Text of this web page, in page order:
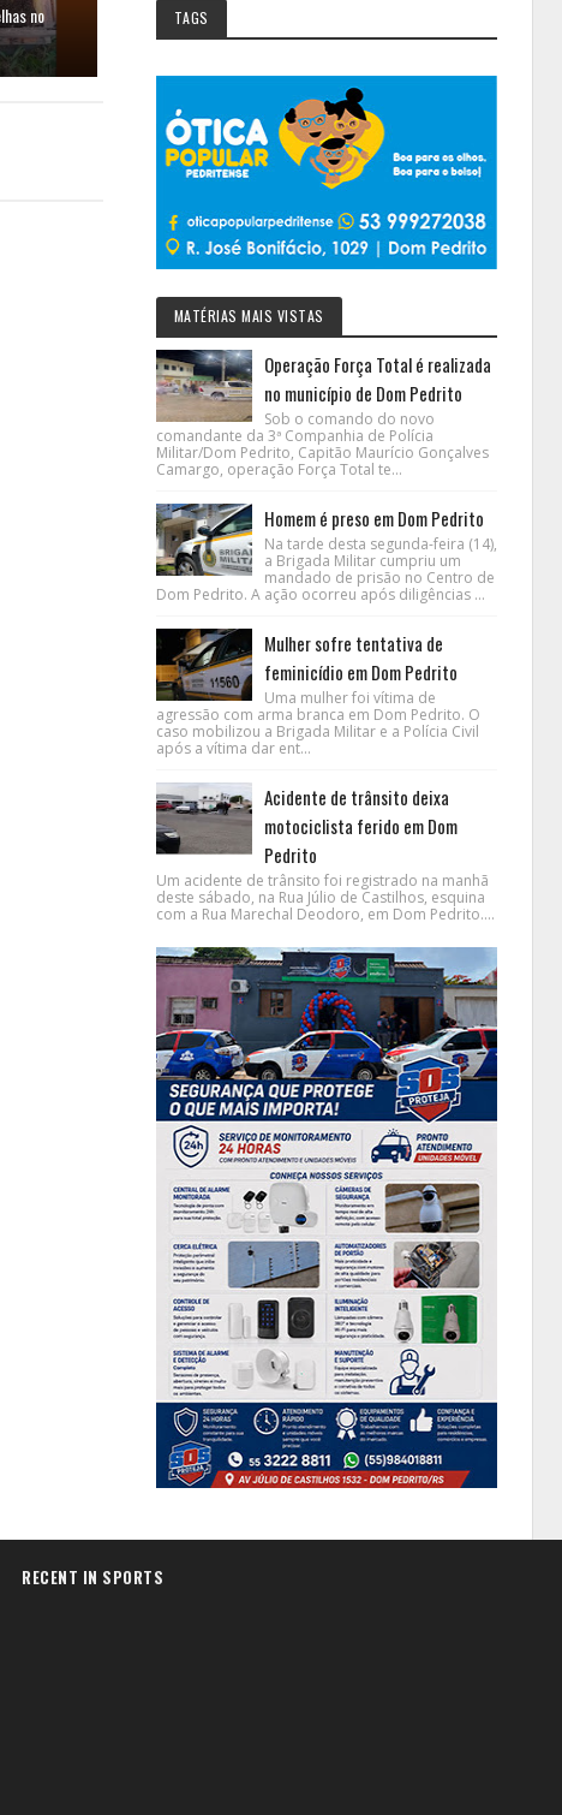
no
TAGS
MATÉRIAS MAIS VISTAS
Operação Força Total é realizada
no município de Dom Pedrito
Sob o comando do novo
comandante da 3ª Companhia de Polícia
Militar/Dom Pedrito, Capitão Maurício Gonçalves
Camargo, operação Força Total te...
Homem é preso em Dom Pedrito
Na tarde desta segunda-feira (14),
a Brigada Militar cumpriu um
mandado de prisão no Centro de
Dom Pedrito. A ação ocorreu após diligências ...
Mulher sofre tentativa de
feminicídio em Dom Pedrito
Uma mulher foi vítima de
agressão com arma branca em Dom Pedrito. O
caso mobilizou a Brigada Militar e a Polícia Civil
após a vítima dar ent...
Acidente de trânsito deixa
motociclista ferido em Dom
Pedrito
Um acidente de trânsito foi registrado na manhã
deste sábado, na Rua Júlio de Castilhos, esquina
com a Rua Marechal Deodoro, em Dom Pedrito....
RECENT IN SPORTS